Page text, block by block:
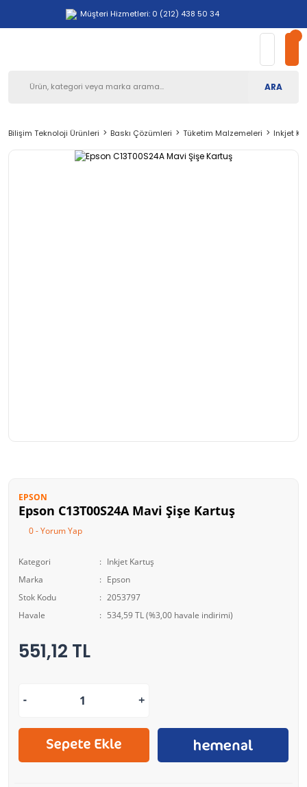
Müşteri Hizmetleri: 0 (212) 438 50 34
ARA
Bilişim Teknoloji Ürünleri Baskı Çözümleri Tüketim Malzemeleri Inkjet
EPSON
Epson C13T00S24A Mavi Şişe Kartuş
0 - Yorum Yap
Kategori
Inkjet Kartuş
Marka
Epson
Stok Kodu
2053797
Havale
534,59 TL (%3,00 havale indirimi)
551,12 TL